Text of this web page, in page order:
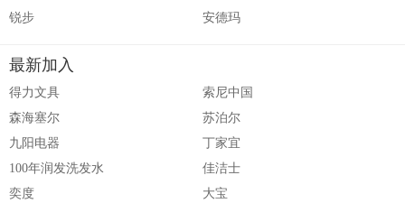
锐步
安德玛
最新加入
得力文具
索尼中国
森海塞尔
苏泊尔
九阳电器
丁家宜
100年润发洗发水
佳洁士
奕度
大宝